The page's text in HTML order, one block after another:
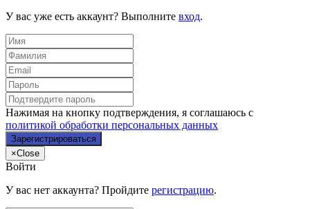
У вас уже есть аккаунт? Выполните вход.
Нажимая на кнопку подтверждения, я соглашаюсь с
политикой обработки персональных данных
×Close
Войти
У вас нет аккаунта? Пройдите регистрацию.